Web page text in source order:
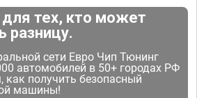
тех, кто может
разницу.
сети Евро Чип Тюнинг
автомобилей в 50+ городах РФ
получить безопасный
машины!